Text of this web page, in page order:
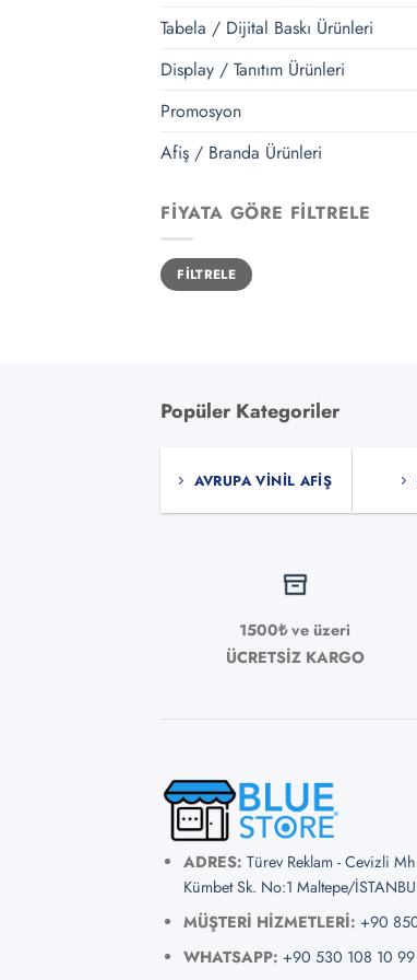
Tabela / Dijital Baskı Ürünleri
Display / Tanıtım Ürünleri
Promosyon
Afiş / Branda Ürünleri
FIYATA GÖRE FILTRELE
En
düşük
fiyat
En
yüksek
fiyat
FILTRELE
Popüler Kategoriler
AVRUPA VINIL AFIŞ
1500₺ ve üzeri
ÜCRETSİZ KARGO
ADRES: Türev Reklam - Cevizli
Kümbet Sk. No:1 Maltepe/
MÜŞTERİ HİZMETLERİ: +90
WHATSAPP: +90 530 108 10 99